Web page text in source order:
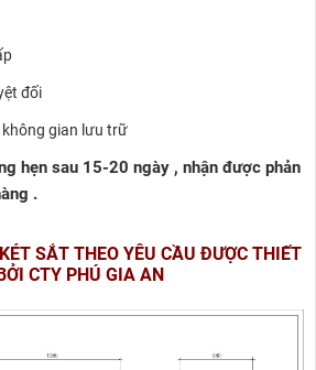
đối
gian lưu trữ
hẹn sau 15-20 ngày , nhận được phản
.
SẮT THEO YÊU CẦU ĐƯỢC THIẾT
CTY PHÚ GIA AN